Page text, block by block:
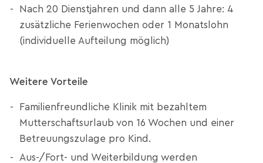
Nach 20 Dienstjahren und dann alle 5 Jahre: 4
zusätzliche Ferienwochen oder 1 Monatslohn
(individuelle Aufteilung möglich)
Weitere Vorteile
Familienfreundliche Klinik mit bezahltem
Mutterschaftsurlaub von 16 Wochen und einer
Betreuungszulage pro Kind.
Aus-/Fort- und Weiterbildung werden